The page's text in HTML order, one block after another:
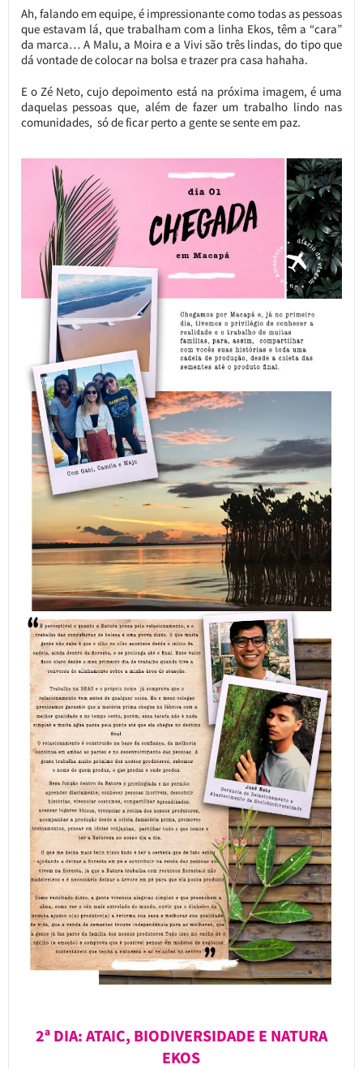
Ah, falando em equipe, é impressionante como todas as pessoas
que estavam lá, que trabalham com a linha Ekos, têm a “cara”
da marca… A Malu, a Moira e a Vivi são três lindas, do tipo que
dá vontade de colocar na bolsa e trazer pra casa hahaha.
E o Zé Neto, cujo depoimento está na próxima imagem, é uma
daquelas pessoas que, além de fazer um trabalho lindo nas
comunidades, só de ficar perto a gente se sente em paz.
2ª DIA: ATAIC, BIODIVERSIDADE E NATURA
EKOS